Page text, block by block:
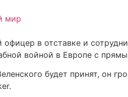
мир
в отставке и
войной в Европе с
будет принят, он